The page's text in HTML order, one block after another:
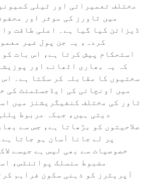
مختلف تعمیراتی اور ٹیلی
میں ٹاورز کی موثر اور
ڈیزائن کیا گیا ہے۔ اعلی طاقت
کردہ، یہ جن پول غیر
استحکام پیش کرتا ہے، اس بات
کہ یہ بھاری اٹھانے اور
سختیوں کا مقابلہ کر سکتا ہے۔
میں اونچائی کی ایڈجسٹمنٹ کی
ٹاور کی مختلف کنفیگریشنز میں
دیتی ہیں، جبکہ مربوط
صلاحیتوں کو بڑھاتا ہے، جس سے
پر لے جانا آسان ہو جاتا
خصوصیات سے بھی لیس ہے جیسے
مضبوط منسلک پوائنٹس،
آپریٹرز کو ذہنی سکون فراہم